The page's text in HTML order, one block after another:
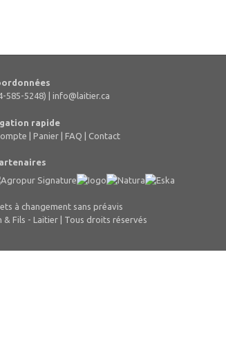
585-5248) | info@laitier.ca
rapide
| Panier| FAQ | Contact
à changement sans préavis
Fils - Laitier | Tous droits réservés